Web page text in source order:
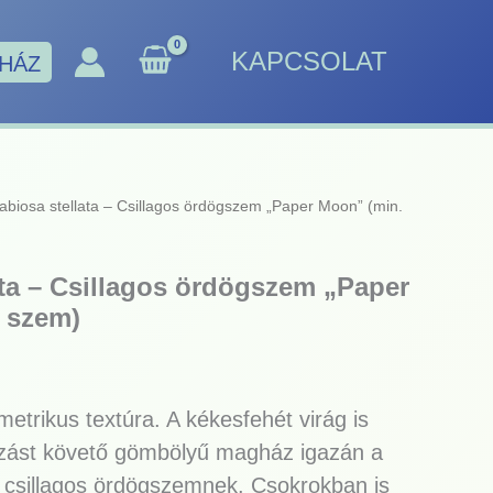
KAPCSOLAT
stellata – Csillagos ördögszem „Paper Moon” (min.
– Csillagos ördögszem „Paper
textúra. A kékesfehét virág is
követő gömbölyű magház igazán a
ördögszemnek. Csokrokban is